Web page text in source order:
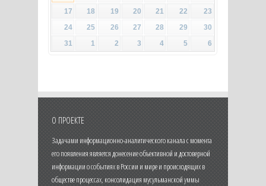
17
18 19 20 21 22
23
24
25 26 27 28 29
30
31
1 2 3 4 5 6
О ПРОЕКТЕ
Задачами информационно-аналитического канала с момента
его появления является донесение объективной и достоверной
информации о событиях в России и мире и происходящих в
обществе процессах, консолидация мусульманской уммы